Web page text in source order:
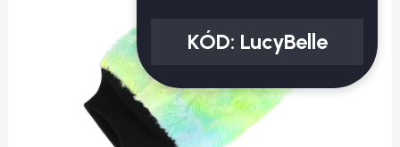
KÓD: LucyBelle